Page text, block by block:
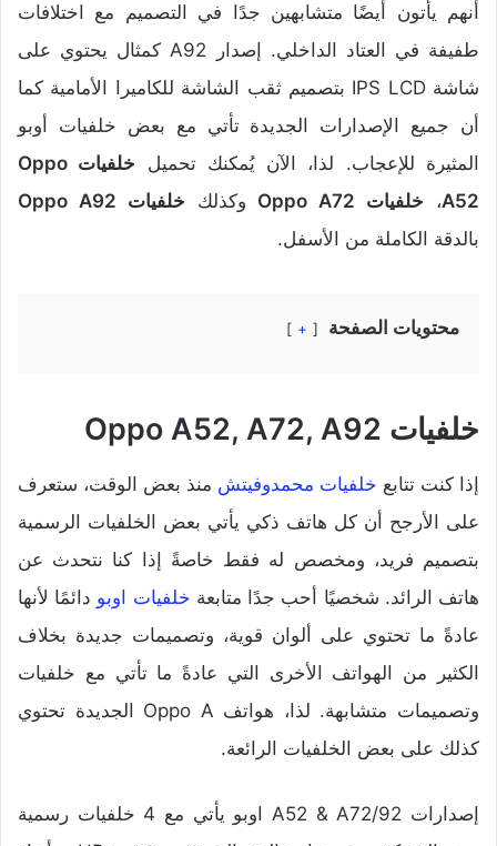
أنهم يأتون أيضًا متشابهين جدًا في التصميم مع اختلافات
طفيفة في العتاد الداخلي. إصدار A92 كمثال يحتوي على
شاشة IPS LCD بتصميم ثقب الشاشة للكاميرا الأمامية كما
أن جميع الإصدارات الجديدة تأتي مع بعض خلفيات أوبو
المثيرة للإعجاب. لذا، الآن يُمكنك تحميل
خلفيات Oppo
A52، خلفيات Oppo A72 وكذلك خلفيات Oppo A92
بالدقة الكاملة من الأسفل.
محتويات الصفحة +
خلفيات Oppo A52, A72, A92
إذا كنت تتابع خلفيات محمدوفيتش منذ بعض الوقت، ستعرف
على الأرجح أن كل هاتف ذكي يأتي بعض الخلفيات الرسمية
بتصميم فريد، ومخصص له فقط خاصةً إذا كنا نتحدث عن
هاتف الرائد. شخصيًا أحب جدًا متابعة خلفيات اوبو دائمًا لأنها
عادةً ما تحتوي على ألوان قوية، وتصميمات جديدة بخلاف
الكثير من الهواتف الأخرى التي عادةً ما تأتي مع خلفيات
وتصميمات متشابهة. لذا، هواتف Oppo A الجديدة تحتوي
كذلك على بعض الخلفيات الرائعة.
إصدارات A52 & A72/92 اوبو يأتي مع 4 خلفيات رسمية